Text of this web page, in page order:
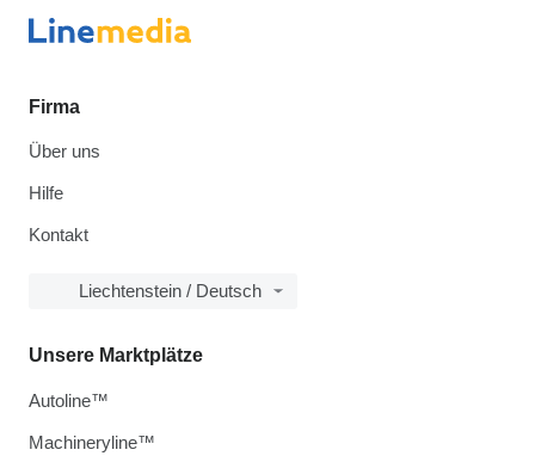
Firma
Über uns
Hilfe
Kontakt
Liechtenstein / Deutsch
Unsere Marktplätze
Autoline™
Machineryline™